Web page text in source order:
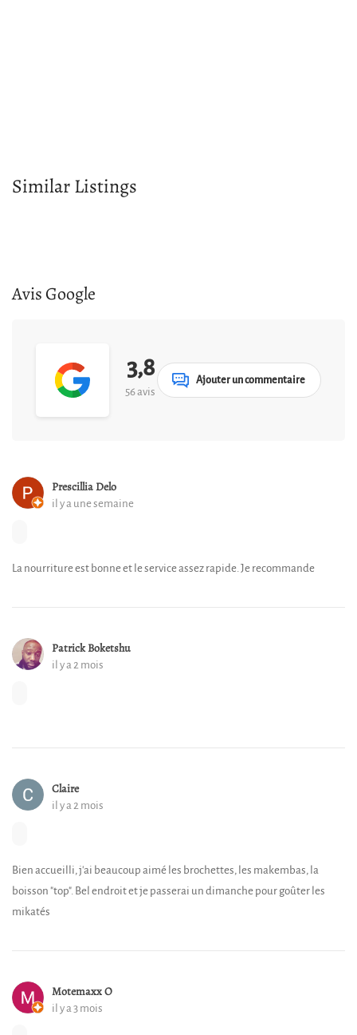
Similar Listings
Avis Google
3,8
56 avis
Ajouter un commentaire
Prescillia Delo
il y a une semaine
La nourriture est bonne et le service assez rapide. Je recommande
Patrick Boketshu
il y a 2 mois
Claire
il y a 2 mois
Bien accueilli, j'ai beaucoup aimé les brochettes, les makembas, la
boisson "top". Bel endroit et je passerai un dimanche pour goûter les
mikatés
Motemaxx O
il y a 3 mois